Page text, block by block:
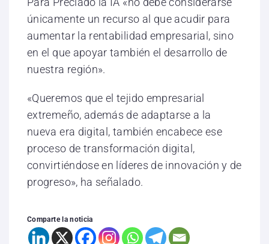
únicamente un recurso al que acudir para
aumentar la rentabilidad empresarial, sino
en el que apoyar también el desarrollo de
nuestra región».
«Queremos que el tejido empresarial
extremeño, además de adaptarse a la
nueva era digital, también encabece ese
proceso de transformación digital,
convirtiéndose en líderes de innovación y de
progreso», ha señalado.
Comparte la noticia